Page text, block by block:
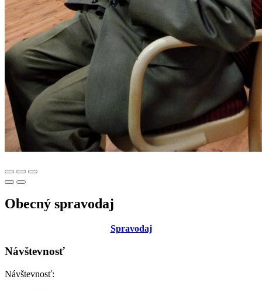
Obecný spravodaj
Spravodaj
Návštevnosť
Návštevnosť: